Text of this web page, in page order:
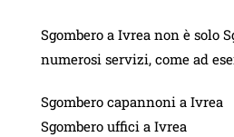
Sgombero a Ivrea non è solo
numerosi servizi, come ad
Sgombero capannoni a Ivrea
Sgombero uffici a Ivrea